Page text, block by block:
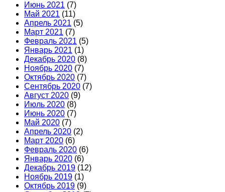
Июнь 2021 (7)
Май 2021 (11)
Апрель 2021 (5)
Март 2021 (7)
Февраль 2021 (5)
Январь 2021 (1)
Декабрь 2020 (8)
Ноябрь 2020 (7)
Октябрь 2020 (7)
Сентябрь 2020 (7)
Август 2020 (9)
Июль 2020 (8)
Июнь 2020 (7)
Май 2020 (7)
Апрель 2020 (2)
Март 2020 (6)
Февраль 2020 (6)
Январь 2020 (6)
Декабрь 2019 (12)
Ноябрь 2019 (1)
Октябрь 2019 (9)